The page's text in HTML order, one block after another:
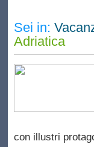
Sei in:
Adriatica
con illustri